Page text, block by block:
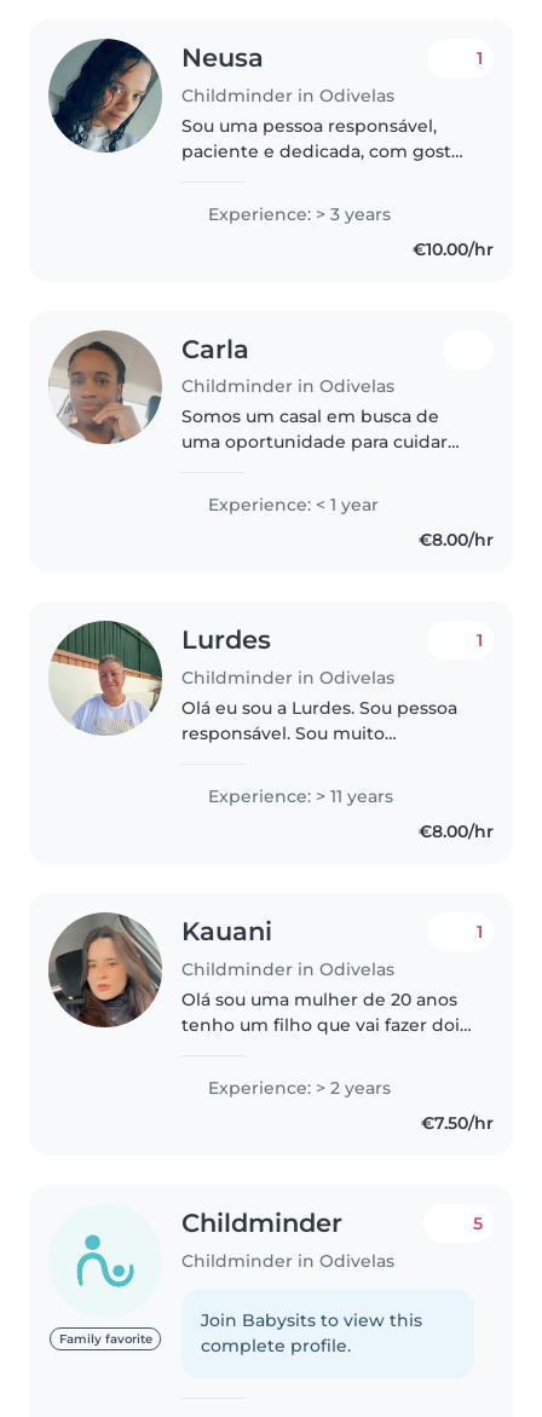
Neusa
Childminder in Odivelas
1
Sou uma pessoa responsável,
paciente e dedicada, com gosto
seguro, divertido e educativo,
adaptando as atividades à idade..
Experience: > 3 years
€10.00/hr
Carla
Childminder in Odivelas
Somos um casal em busca de
uma oportunidade para cuidar
Experience: < 1 year
€8.00/hr
Lurdes
Childminder in Odivelas
1
Olá eu sou a Lurdes. Sou pessoa
responsável. Sou muito
animais. Gosto de cozinhar e de
ter as coisas limpas e
organizadas. Sou reformada da
Experience: > 11 years
€8.00/hr
Kauani
Childminder in Odivelas
1
Olá sou uma mulher de 20 anos
tenho um filho que vai fazer dois
de anos amo crianças com todo
meu coração adoro brincar com
Experience: > 2 years
€7.50/hr
Family favorite
Childminder
Childminder in Odivelas
5
Join Babysits to view this
complete profile.